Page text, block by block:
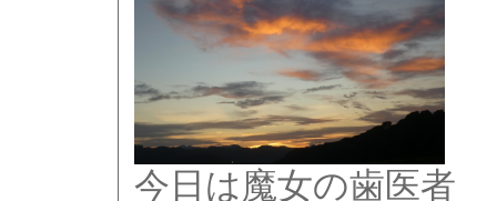
今日は魔女の歯医者